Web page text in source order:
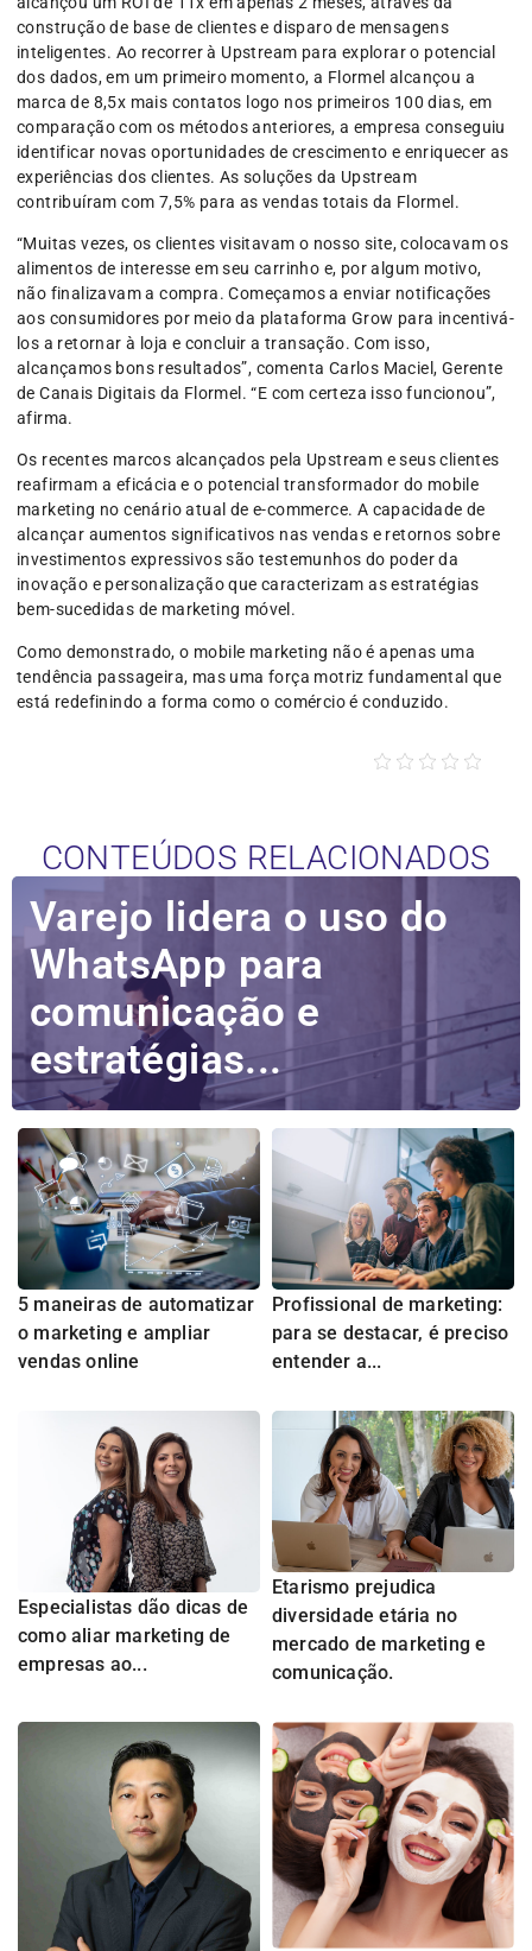
construção de base de clientes e disparo de mensagens
inteligentes. Ao recorrer à Upstream para explorar o potencial
dos dados, em um primeiro momento, a Flormel alcançou a
marca de 8,5x mais contatos logo nos primeiros 100 dias, em
comparação com os métodos anteriores, a empresa conseguiu
identificar novas oportunidades de crescimento e enriquecer as
experiências dos clientes. As soluções da Upstream
contribuíram com 7,5% para as vendas totais da Flormel.
“Muitas vezes, os clientes visitavam o nosso site, colocavam os
alimentos de interesse em seu carrinho e, por algum motivo,
não finalizavam a compra. Começamos a enviar notificações
aos consumidores por meio da plataforma Grow para incentivá-
los a retornar à loja e concluir a transação. Com isso,
alcançamos bons resultados”, comenta Carlos Maciel, Gerente
de Canais Digitais da Flormel. “E com certeza isso funcionou”,
afirma.
Os recentes marcos alcançados pela Upstream e seus clientes
reafirmam a eficácia e o potencial transformador do mobile
marketing no cenário atual de e-commerce. A capacidade de
alcançar aumentos significativos nas vendas e retornos sobre
investimentos expressivos são testemunhos do poder da
inovação e personalização que caracterizam as estratégias
bem-sucedidas de marketing móvel.
Como demonstrado, o mobile marketing não é apenas uma
tendência passageira, mas uma força motriz fundamental que
está redefinindo a forma como o comércio é conduzido.
CONTEÚDOS RELACIONADOS
Varejo lidera o uso do
WhatsApp para
comunicação e
estratégias...
5 maneiras de automatizar
o marketing e ampliar
vendas online
Profissional de marketing:
para se destacar, é preciso
entender a...
Especialistas dão dicas de
como aliar marketing de
empresas ao...
Etarismo prejudica
diversidade etária no
mercado de marketing e
comunicação.